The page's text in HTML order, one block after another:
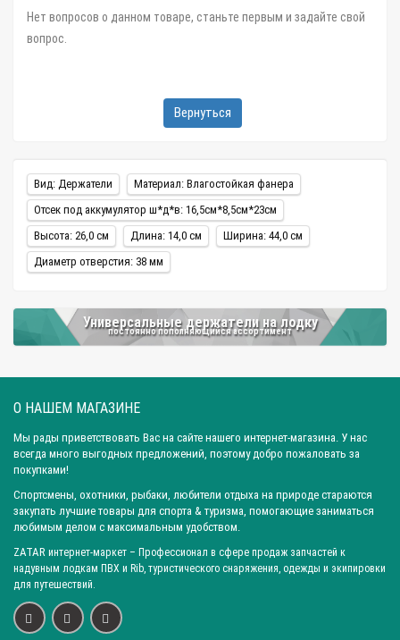
Нет вопросов о данном товаре, станьте первым и задайте свой
вопрос.
Вернуться
Вид: Держатели
Материал: Влагостойкая фанера
Отсек под аккумулятор ш*д*в: 16,5см*8,5см*23см
Высота: 26,0 см
Длина: 14,0 см
Ширина: 44,0 см
Диаметр отверстия: 38 мм
Универсальные держатели на лодку
постоянно пополняющийся ассортимент
О НАШЕМ МАГАЗИНЕ
Мы рады приветствовать Вас на сайте нашего интернет-магазина. У нас
всегда много выгодных предложений, поэтому добро пожаловать за
покупками!
Спортсмены, охотники, рыбаки, любители отдыха на природе стараются
закупать лучшие товары для спорта & туризма, помогающие заниматься
любимым делом с максимальным удобством.
ZATAR интернет-маркет – Профессионал в сфере продаж запчастей к
надувным лодкам ПВХ и Rib, туристического снаряжения, одежды и экипировки
для путешествий.